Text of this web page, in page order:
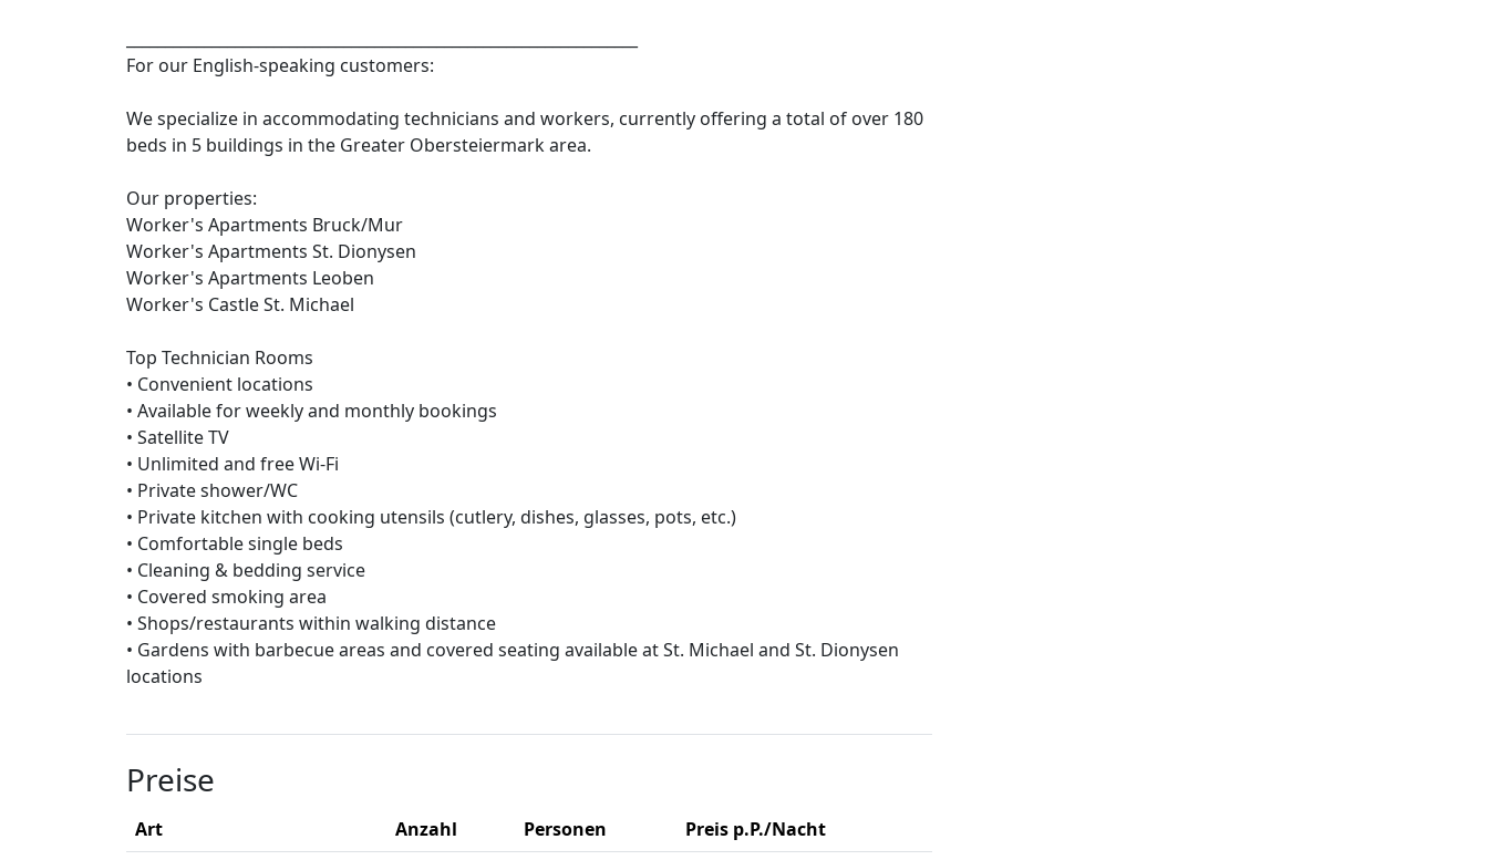
For our English-speaking customers:
We specialize in accommodating technicians and workers, currently offering a total of over 180
beds in 5 buildings in the Greater Obersteiermark area.
Our properties:
Worker's Apartments Bruck/Mur
Worker's Apartments St. Dionysen
Worker's Apartments Leoben
Worker's Castle St. Michael
Top Technician Rooms
• Convenient locations
• Available for weekly and monthly bookings
• Satellite TV
• Unlimited and free Wi-Fi
• Private shower/WC
• Private kitchen with cooking utensils (cutlery, dishes, glasses, pots, etc.)
• Comfortable single beds
• Cleaning & bedding service
• Covered smoking area
• Shops/restaurants within walking distance
• Gardens with barbecue areas and covered seating available at St. Michael and St. Dionysen
locations
Preise
Art Anzahl Personen
Preis p.P./Nacht